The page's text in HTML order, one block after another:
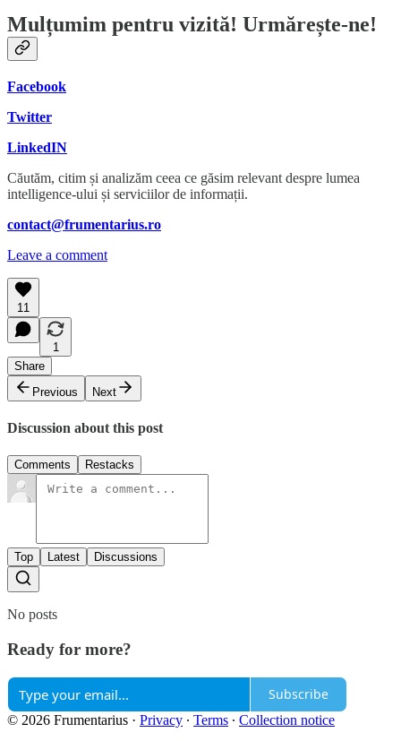
Mulțumim pentru vizită! Urmărește-ne!
Facebook
Twitter
LinkedIN
Căutăm, citim și analizăm ceea ce găsim relevant despre lumea
intelligence-ului și serviciilor de informații.
contact@frumentarius.ro
Leave a comment
11
1
Share
Previous
Next
Discussion about this post
Comments Restacks
Top Latest Discussions
No posts
Ready for more?
Subscribe
© 2026 Frumentarius · Privacy ∙ Terms ∙ Collection notice